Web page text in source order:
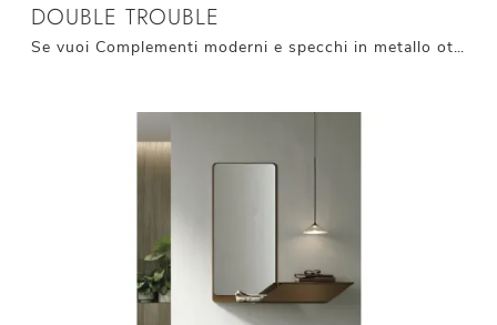
DOUBLE TROUBLE
Se vuoi Complementi moderni e specchi in metallo ottieni informazioni sul modello Double Trouble dell'azienda Target Point.